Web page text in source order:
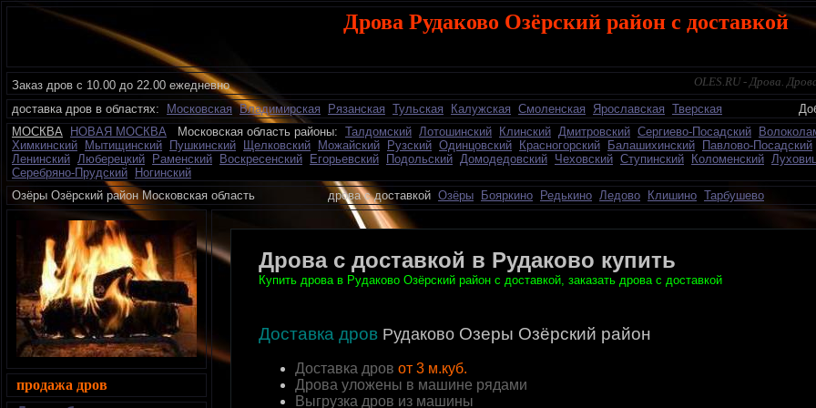
Дрова Рудаково Озёрский район с доставкой
Заказ дров с 10.00 до 22.00 ежедневно OLES.RU - Дрова.
доставка дров в областях:
Московская Владимирская Рязанская Тульская Калужская Смоленская Ярославская Тверская
Добавить
МОСКВА
НОВАЯ МОСКВА Московская область районы: Талдомский Лотошинский Клинский Дмитровский Сергиево-Посадский
Химкинский
Мытищинский Пушкинский Щелковский Можайский Рузский Одинцовский Красногорский Балашихинский Павлово-Посадский
Ленинский Люберецкий Раменский Воскресенский Егорьевский Подольский Домодедовский Чеховский Ступинский Коломенский
Серебряно-Прудский
Ногинский
Озёры Озёрский район Московская область дрова с доставкой Озёры Бояркино Редькино Ледово Клишино Тарбушево
Дрова с доставкой в Рудаково купить
Купить дрова в Рудаково Озёрский район с доставкой, заказать дрова с доставкой
Доставка дров Рудаково Озеры Озёрский район
Доставка дров от 3 м.куб.
Дрова уложены в машине рядами
Выгрузка дров из машины
продажа дров